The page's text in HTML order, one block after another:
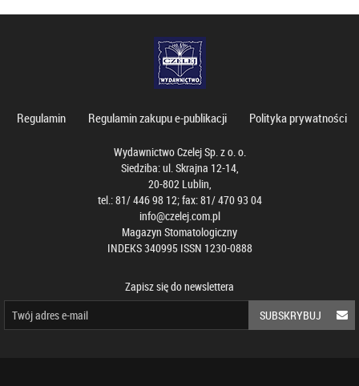
Regulamin Regulamin zakupu e-publikacji Polityka prywatności
Wydawnictwo Czelej Sp. z o. o.
Siedziba: ul. Skrajna 12-14,
20-802 Lublin,
tel.: 81/ 446 98 12; fax: 81/ 470 93 04
info@czelej.com.pl
Magazyn Stomatologiczny
INDEKS 340995 ISSN 1230-0888
Zapisz się do newslettera
SUBSKRYBUJ